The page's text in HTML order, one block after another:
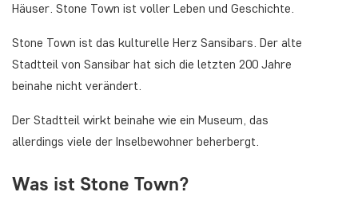
Häuser. Stone Town ist voller Leben und Geschichte.
Stone Town ist das kulturelle Herz Sansibars. Der alte
Stadtteil von Sansibar hat sich die letzten 200 Jahre
beinahe nicht verändert.
Der Stadtteil wirkt beinahe wie ein Museum, das
allerdings viele der Inselbewohner beherbergt.
Was ist Stone Town?